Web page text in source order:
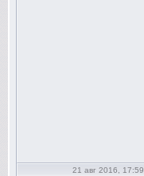
21 авг 2016, 17:59